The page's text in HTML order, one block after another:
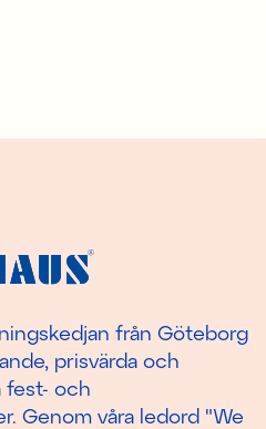
från Göteborg
prisvärda och
fest- och
Genom våra ledord "We